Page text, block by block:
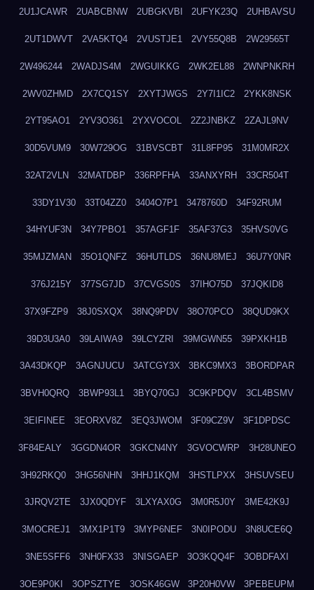
2U1JCAWR 2UABCBNW 2UBGKVBI 2UFYK23Q 2UHBAVSU
2UT1DWVT 2VA5KTQ4 2VUSTJE1 2VY55Q8B 2W29565T
2W496244 2WADJS4M 2WGUIKKG 2WK2EL88 2WNPNKRH
2WV0ZHMD 2X7CQ1SY 2XYTJWGS 2Y7I1IC2 2YKK8NSK
2YT95AO1 2YV3O361 2YXVOCOL 2Z2JNBKZ 2ZAJL9NV
30D5VUM9 30W729OG 31BVSCBT 31L8FP95 31M0MR2X
32AT2VLN 32MATDBP 336RPFHA 33ANXYRH 33CR504T
33DY1V30 33T04ZZ0 3404O7P1 3478760D 34F92RUM
34HYUF3N 34Y7PBO1 357AGF1F 35AF37G3 35HVS0VG
35MJZMAN 35O1QNFZ 36HUTLDS 36NU8MEJ 36U7Y0NR
376J215Y 377SG7JD 37CVGS0S 37IHO75D 37JQKID8
37X9FZP9 38J0SXQX 38NQ9PDV 38O70PCO 38QUD9KX
39D3U3A0 39LAIWA9 39LCYZRI 39MGWN55 39PXKH1B
3A43DKQP 3AGNJUCU 3ATCGY3X 3BKC9MX3 3BORDPAR
3BVH0QRQ 3BWP93L1 3BYQ70GJ 3C9KPDQV 3CL4BSMV
3EIFINEE 3EORXV8Z 3EQ3JWOM 3F09CZ9V 3F1DPDSC
3F84EALY 3GGDN4OR 3GKCN4NY 3GVOCWRP 3H28UNEO
3H92RKQ0 3HG56NHN 3HHJ1KQM 3HSTLPXX 3HSUVSEU
3JRQV2TE 3JX0QDYF 3LXYAX0G 3M0R5J0Y 3ME42K9J
3MOCREJ1 3MX1P1T9 3MYP6NEF 3N0IPODU 3N8UCE6Q
3NE5SFF6 3NH0FX33 3NISGAEP 3O3KQQ4F 3OBDFAXI
3OE9P0KI 3OPSZTYE 3OSK46GW 3P20H0VW 3PEBEUPM